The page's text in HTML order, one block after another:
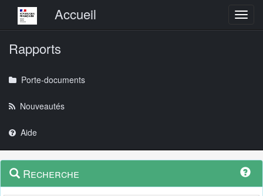
Menu principalAccueil
Rapports
Porte-documents
Nouveautés
Aide
Navigation
outils
Menu
contextuel
Recherche